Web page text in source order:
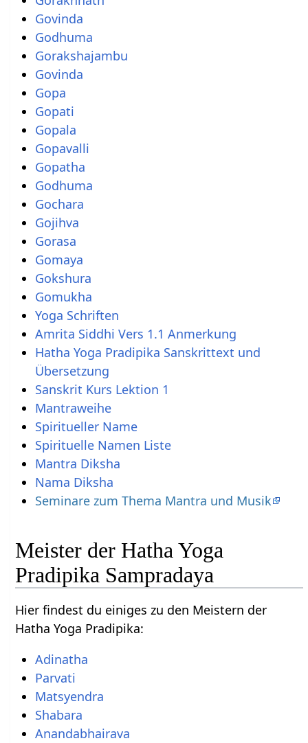
Govinda
Godhuma
Gorakshajambu
Govinda
Gopa
Gopati
Gopala
Gopavalli
Gopatha
Godhuma
Gochara
Gojihva
Gorasa
Gomaya
Gokshura
Gomukha
Yoga Schriften
Amrita Siddhi Vers 1.1 Anmerkung
Hatha Yoga Pradipika Sanskrittext und
Übersetzung
Sanskrit Kurs Lektion 1
Mantraweihe
Spiritueller Name
Spirituelle Namen Liste
Mantra Diksha
Nama Diksha
Seminare zum Thema Mantra und Musik
Meister der Hatha Yoga
Pradipika Sampradaya
Hier findest du einiges zu den Meistern der
Hatha Yoga Pradipika:
Adinatha
Parvati
Matsyendra
Shabara
Anandabhairava